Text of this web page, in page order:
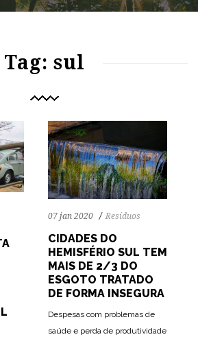
Tag: sul
07 jan 2020 Resíduos
CIDADES DO
HEMISFÉRIO SUL TEM
MAIS DE 2/3 DO
ESGOTO TRATADO
DE FORMA INSEGURA
Despesas com problemas de
saúde e perda de produtividade